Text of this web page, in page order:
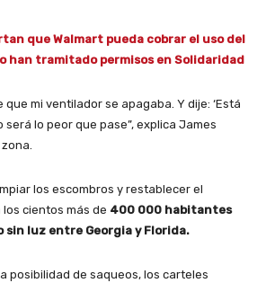
que Walmart pueda cobrar el uso del
han tramitado permisos en Solidaridad
mi ventilador se apagaba. Y dije: ‘Está
será lo peor que pase”, explica James
los escombros y restablecer el
cientos más de 400 000 habitantes
sin luz entre Georgia y Florida.
posibilidad de saqueos, los carteles